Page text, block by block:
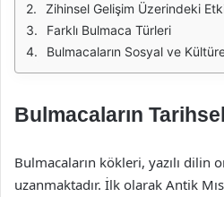
Zihinsel Gelişim Üzerindeki
Farklı Bulmaca Türleri
Bulmacaların Sosyal ve
Bulmacaların
Bulmacaların kökleri, yazılı dilin
uzanmaktadır. İlk olarak Antik